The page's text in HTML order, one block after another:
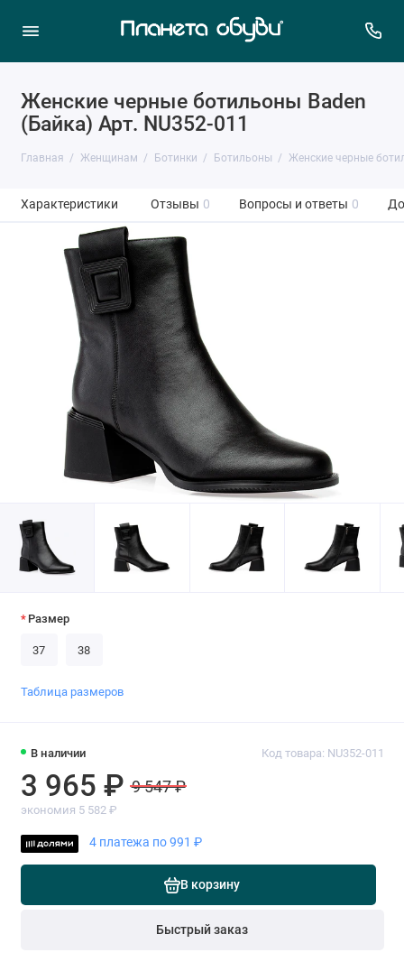
Женские черные ботильоны Baden
(Байка) Арт. NU352-011
Главная Женщинам Ботинки Ботильоны Женские черные
Характеристики Отзывы 0 Вопросы и ответы 0
В наличии Код товара: NU352-011
3 965 ₽ 9 547 ₽
экономия 5 582 ₽
4 платежа по 991 ₽
В корзину
Быстрый заказ
Размер
37 38
Таблица размеров